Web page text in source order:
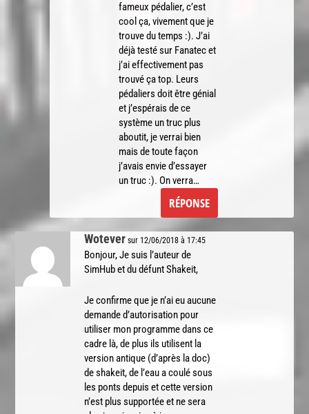
fameux pédalier, c’est
cool ça, vivement que je
trouve du temps :). J’ai
déjà testé sur Fanatec et
j’ai effectivement pas
trouvé ça top. Leurs
pédaliers doit être génial
et j’espérais de ce
système un truc plus
aboutit, je verrai bien
mais de toute façon
j’avais envie d’essayer
un truc :). On verra…
RÉPONSE
Wotever sur 12/06/2018 à 17:45
Bonjour, Je suis l’auteur de
SimHub et du défunt Shakeit,
Je confirme que je n’ai eu aucune
demande d’autorisation pour
utiliser mon programme dans ce
cadre là, de plus ils utilisent la
version antique (d’après la doc)
de shakeit, de l’eau a coulé sous
les ponts depuis et cette version
n’est plus supportée et ne sera